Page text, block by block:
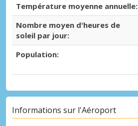
Température moyenne annuelle:
Nombre moyen d'heures de
soleil par jour:
Population:
Informations sur l'Aéroport